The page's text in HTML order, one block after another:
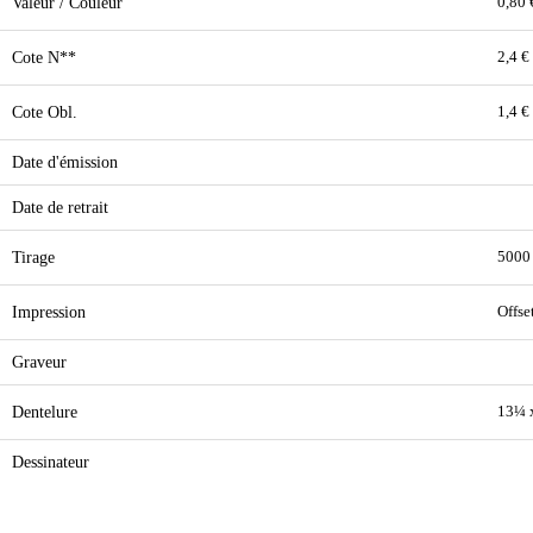
Cote N** 2,4 €
Cote Obl. 1,4 €
Date d'émission
Date de retrait
Tirage 5000
Impression
Graveur
Dentelure 13¼
Dessinateur